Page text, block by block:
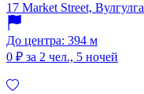
17 Market Street, Вулгулга
До центра: 394 м
0 ₽ за 2 чел., 5 ночей